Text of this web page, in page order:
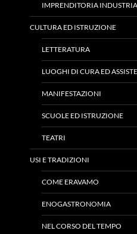
IMPRENDITORIA
CULTURA ED ISTRUZIONE
LETTERATURA
LUOGHI DI CURA ED
MANIFESTAZIONI
SCUOLE ED ISTRUZIONE
TEATRI
USI E TRADIZIONI
COME ERAVAMO
ENOGASTRONOMIA
NEL CORSO DEL TEMPO